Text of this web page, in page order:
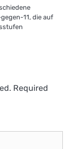
11, die auf
Required